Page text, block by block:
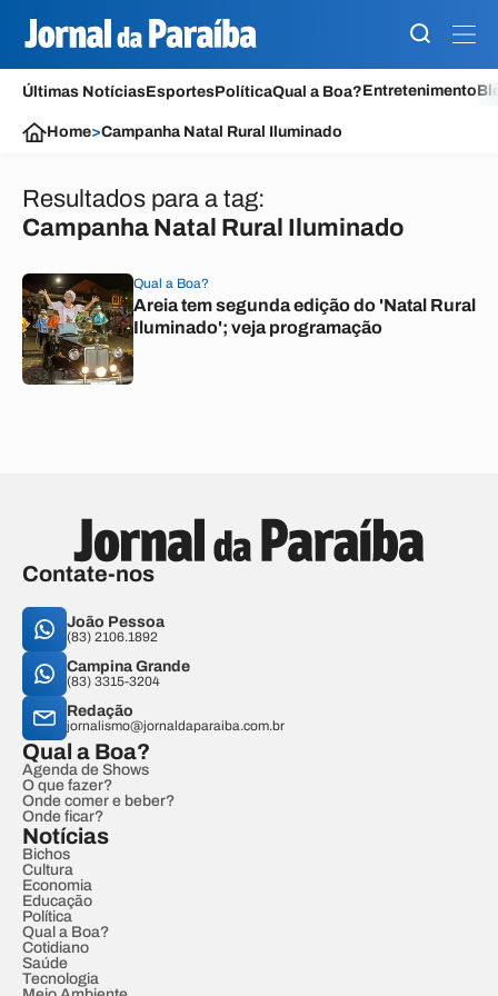
Últimas NotíciasEsportesPolíticaQual a Boa?Entretenimento
Home>Campanha Natal Rural Iluminado
Resultados para a tag:
Campanha Natal Rural Iluminado
Qual a Boa?
Areia tem segunda edição do 'Natal Rural
Iluminado'; veja programação
Contate-nos
João Pessoa
(83) 2106.1892
Campina Grande
(83) 3315-3204
Redação
jornalismo@jornaldaparaiba.com.br
Qual a Boa?
Agenda de Shows
O que fazer?
Onde comer e beber?
Onde ficar?
Notícias
Bichos
Cultura
Economia
Educação
Política
Qual a Boa?
Cotidiano
Saúde
Tecnologia